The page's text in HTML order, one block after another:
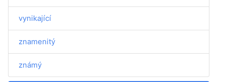
vynikající
znamenitý
známý